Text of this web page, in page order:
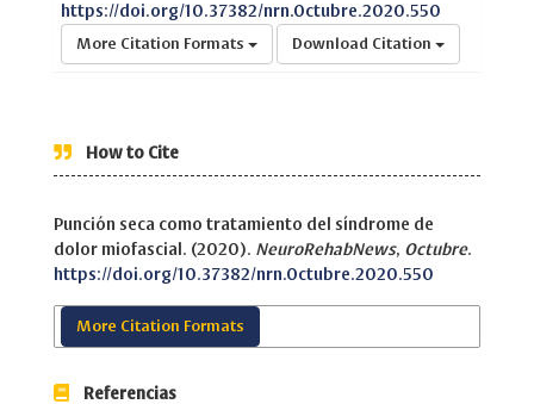
https://doi.org/10.37382/nrn.Octubre.2020.550
More Citation Formats Download Citation
How to Cite
Punción seca como tratamiento del síndrome de
dolor miofascial. (2020). NeuroRehabNews, Octubre.
https://doi.org/10.37382/nrn.Octubre.2020.550
More Citation Formats
Referencias